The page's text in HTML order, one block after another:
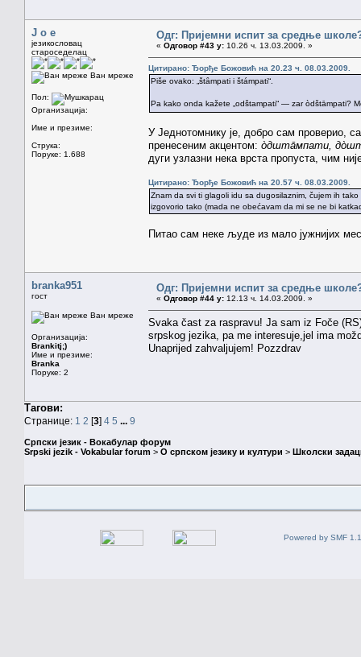
J o e
језикословац
староседелац
Ван мреже
Пол:
Организација:
Име и презиме:
Струка:
Поруке: 1.688
Одг: Пријемни испит за средње
« Одговор #43 у: 10.26 ч. 13.03.2009. »
Цитирано: Ђорђе Божовић на 20.23 ч. 08.03.2009.
Piše ovako: „štȃmpati i štámpati“.
Pa kako onda kažete „odštampati“ — zar òdštāmpati?
У Једнотомнику је, добро сам проверио,
пренесеним акцентом: òдштāмпати,
дуги узлазни нека врста пропуста, чим
Цитирано: Ђорђе Божовић на 20.57 ч. 08.03.2009.
Znam da svi ti glagoli idu sa dugosilaznim, čujem ih
izgovorio tako (mada ne obećavam da mi se ne bi
Питао сам неке људе из мало јужнијих
branka951
гост
Ван мреже
Организација:
Brankitj;)
Име и презиме:
Branka
Поруке: 2
Одг: Пријемни испит за средње
« Одговор #44 у: 12.13 ч. 14.03.2009. »
Svaka čast za raspravu! Ja sam iz Foče
srpskog jezika, pa me interesuje,jel ima
Unaprijed zahvaljujem! Pozzdrav
Тагови:
Странице: 1 2 [3] 4 5 ... 9
Српски језик - Вокабулар форум
Srpski jezik - Vokabular forum > О српском језику и култури > Школски
Powered by SMF